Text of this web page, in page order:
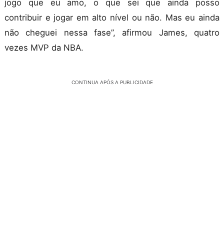
jogo que eu amo, o que sei que ainda posso
contribuir e jogar em alto nível ou não. Mas eu ainda
não cheguei nessa fase”, afirmou James, quatro
vezes MVP da NBA.
CONTINUA APÓS A PUBLICIDADE